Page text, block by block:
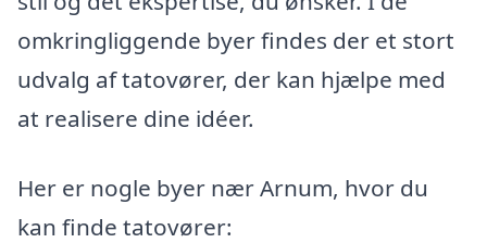
omkringliggende byer findes der et stort
udvalg af tatovører, der kan hjælpe med
at realisere dine idéer.
Her er nogle byer nær Arnum, hvor du
kan finde tatovører: